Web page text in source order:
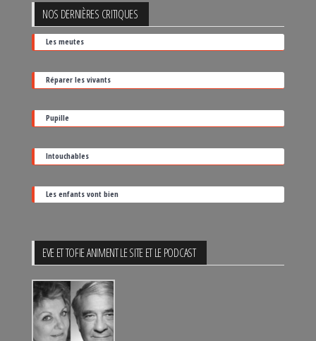
film
par
sa
date
de
sortie
NOS DERNIÈRES CRITIQUES
Les meutes
Réparer les vivants
Pupille
Intouchables
Les enfants vont bien
EVE ET TOFIE ANIMENT LE SITE ET LE PODCAST